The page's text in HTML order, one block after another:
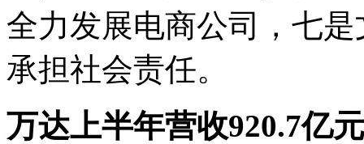
全力发展电商公司，七
承担社会责任。
万达上半年营收920.7亿元